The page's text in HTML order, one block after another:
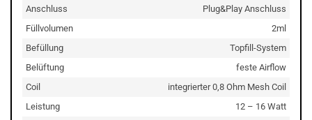
Anschluss
Plug&Play Anschluss
Füllvolumen
2ml
Befüllung
Topfill-System
Belüftung
feste Airflow
Coil
integrierter 0,8 Ohm Mesh Coil
Leistung
12 – 16 Watt